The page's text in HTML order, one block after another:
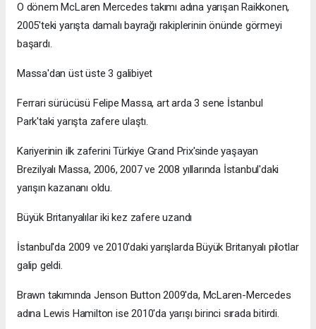
O dönem McLaren Mercedes takımı adına yarışan Raikkonen,
2005'teki yarışta damalı bayrağı rakiplerinin önünde görmeyi
başardı.
Massa'dan üst üste 3 galibiyet
Ferrari sürücüsü Felipe Massa, art arda 3 sene İstanbul
Park'taki yarışta zafere ulaştı.
Kariyerinin ilk zaferini Türkiye Grand Prix'sinde yaşayan
Brezilyalı Massa, 2006, 2007 ve 2008 yıllarında İstanbul'daki
yarışın kazananı oldu.
Büyük Britanyalılar iki kez zafere uzandı
İstanbul'da 2009 ve 2010'daki yarışlarda Büyük Britanyalı pilotlar
galip geldi.
Brawn takımında Jenson Button 2009'da, McLaren-Mercedes
adına Lewis Hamilton ise 2010'da yarışı birinci sırada bitirdi.